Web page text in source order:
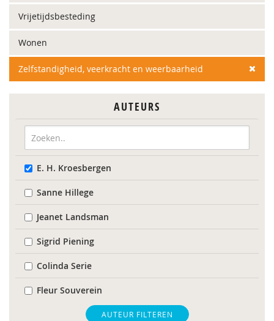
Vrijetijdsbesteding
Wonen
Zelfstandigheid, veerkracht en weerbaarheid
AUTEURS
E. H. Kroesbergen
Sanne Hillege
Jeanet Landsman
Sigrid Piening
Colinda Serie
Fleur Souverein
Inge van BalkomAUTEUR FILTEREN